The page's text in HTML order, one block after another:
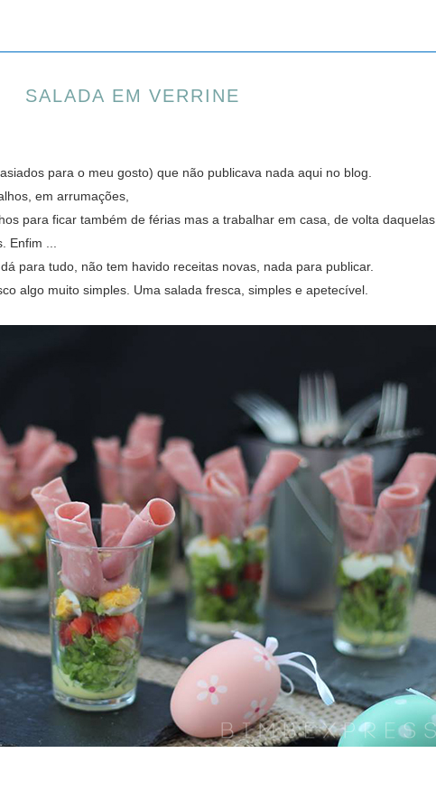
SALADA EM VERRINE
para o meu gosto) que não publicava nada aqui no blog.
em arrumações,
para ficar também de férias mas a trabalhar em casa, de volta daquelas
Enfim ...
para tudo, não tem havido receitas novas, nada para publicar.
algo muito simples. Uma salada fresca, simples e apetecível.